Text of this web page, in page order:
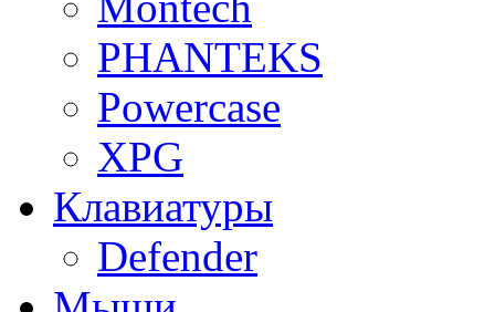
PHANTEKS
Powercase
XPG
Клавиатуры
Defender